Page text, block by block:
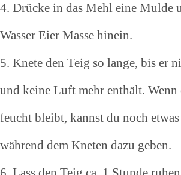
4. Drücke in das Mehl eine Mulde
Wasser Eier Masse hinein.
5. Knete den Teig so lange, bis er
und keine Luft mehr enthält. Wenn
feucht bleibt, kannst du noch
während dem Kneten dazu geben.